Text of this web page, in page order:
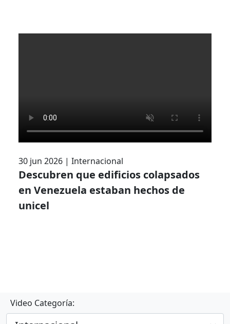
30 jun 2026 | Internacional
Descubren que edificios colapsados
en Venezuela estaban hechos de
unicel
Video Categoría: